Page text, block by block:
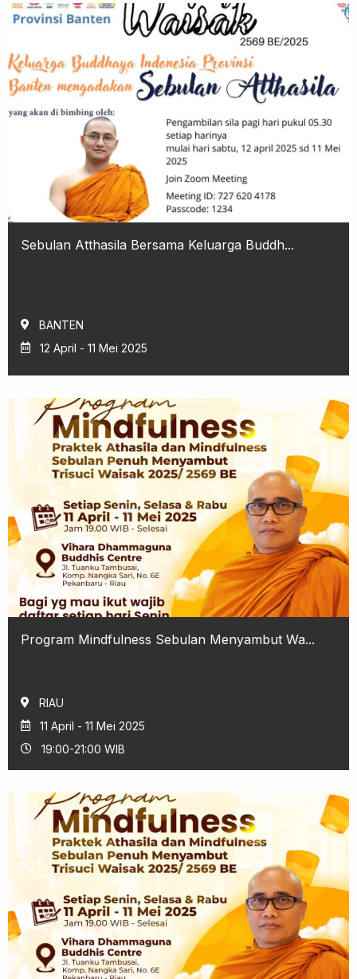
Sebulan Atthasila Bersama Keluarga Buddh...
BANTEN
12 April - 11 Mei 2025
Program Mindfulness Sebulan Menyambut Wa...
RIAU
11 April - 11 Mei 2025
19:00-21:00 WIB